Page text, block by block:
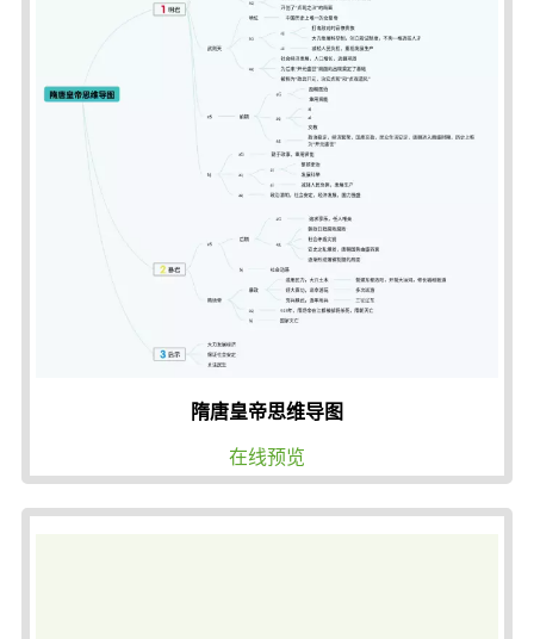
隋唐皇帝思维导图
在线预览